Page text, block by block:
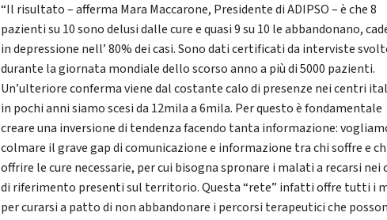
“Il risultato – afferma Mara Maccarone, Presidente di ADIPSO – è che 8
pazienti su 10 sono delusi dalle cure e quasi 9 su 10 le abbandonano,
in depressione nell’ 80% dei casi. Sono dati certificati da interviste
durante la giornata mondiale dello scorso anno a più di 5000 pazienti.
Un’ulteriore conferma viene dal costante calo di presenze nei centri
in pochi anni siamo scesi da 12mila a 6mila. Per questo è fondamentale
creare una inversione di tendenza facendo tanta informazione:
colmare il grave gap di comunicazione e informazione tra chi soffre e
offrire le cure necessarie, per cui bisogna spronare i malati a recarsi nei
di riferimento presenti sul territorio. Questa “rete” infatti offre tutti i
per curarsi a patto di non abbandonare i percorsi terapeutici che